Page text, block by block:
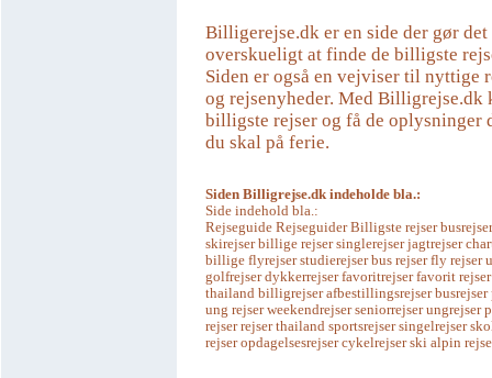
Billigerejse.dk er en side der gør det
overskueligt at finde de billigste
Siden er også en vejviser til nyttige
og rejsenyheder. Med Billigrejse.dk
billigste rejser og få de oplysninger
du skal på ferie.
Siden Billigrejse.dk indeholde bla.:
Side indehold bla.:
Rejseguide Rejseguider Billigste rejser
skirejser billige rejser singlerejser jagtrejser
billige flyrejser studierejser bus rejser fly rejser
golfrejser dykkerrejser favoritrejser favorit
thailand billigrejser afbestillingsrejser busrejser
ung rejser weekendrejser seniorrejser ungrejser
rejser rejser thailand sportsrejser singelrejser
rejser opdagelsesrejser cykelrejser ski alpin